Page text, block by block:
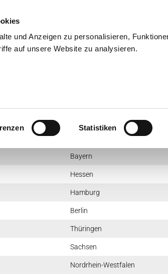
und Anzeigen zu personalisieren,
auf unsere Website zu analysieren.
Statistiken
Bundesland
Nordrhein-Westfalen
Bayern
Hessen
Hamburg
Berlin
Thüringen
Sachsen
Nordrhein-Westfalen